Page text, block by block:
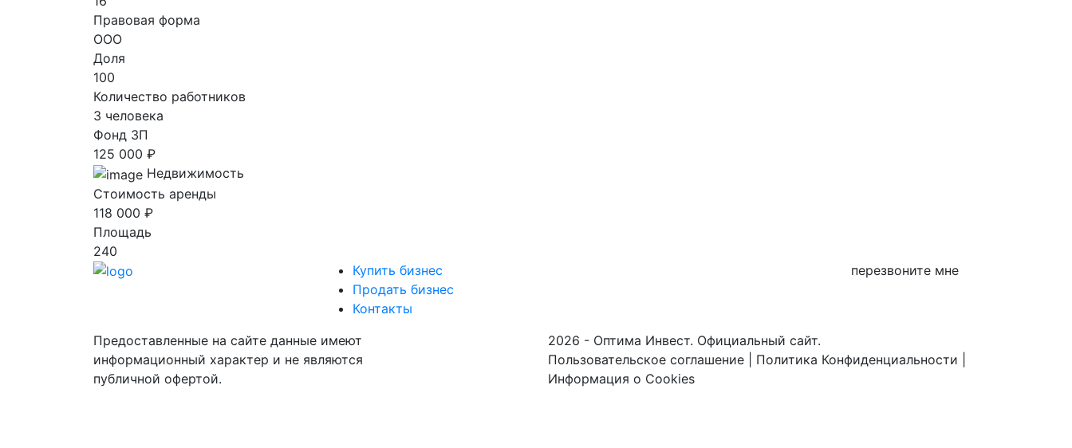
Правовая форма
ООО
Доля
100
Количество работников
3 человека
Фонд ЗП
125 000 ₽
Недвижимость
Стоимость аренды
118 000 ₽
Площадь
240
Купить бизнес
Продать бизнес
Контакты
перезвоните мне
Предоставленные на сайте данные имеют
информационный характер и не являются
публичной офертой.
2026 - Оптима Инвест. Официальный сайт.
Пользовательское соглашение
Политика Конфиденциальности
Информация о Cookies